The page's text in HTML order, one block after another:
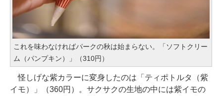
これを味わなければパークの秋は始まらない。「ソフトクリー
ム（パンプキン）」（310円）
怪しげな紫カラーに変身したのは「ティポトルタ（紫
イモ）」（360円）。サクサクの生地の中には紫イモの